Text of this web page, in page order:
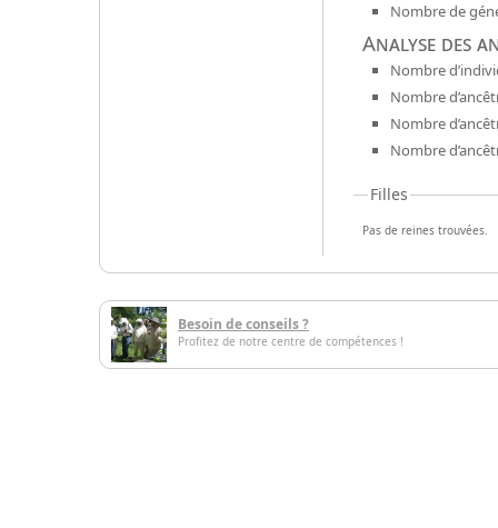
Nombre de
Analyse des
Nombre
Nombre
Nombre
Nombre
Filles
Pas de reines trouvées.
Besoin de conseils ?
Profitez de notre centre de compétences !